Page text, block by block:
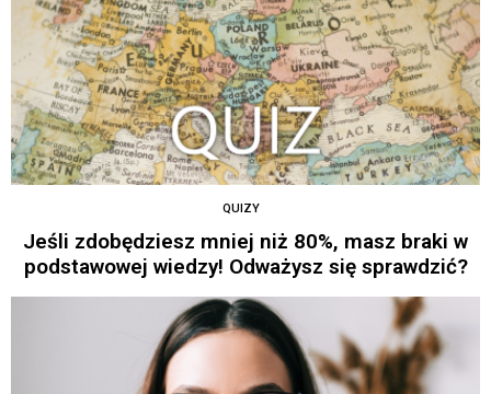
QUIZY
Jeśli zdobędziesz mniej niż 80%, masz braki w
podstawowej wiedzy! Odważysz się sprawdzić?